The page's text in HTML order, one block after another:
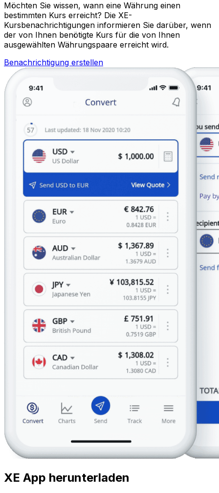
Möchten Sie wissen, wann eine Währung einen
bestimmten Kurs erreicht? Die XE-
Kursbenachrichtigungen informieren Sie darüber, wenn
der von Ihnen benötigte Kurs für die von Ihnen
ausgewählten Währungspaare erreicht wird.
Benachrichtigung erstellen
XE App herunterladen